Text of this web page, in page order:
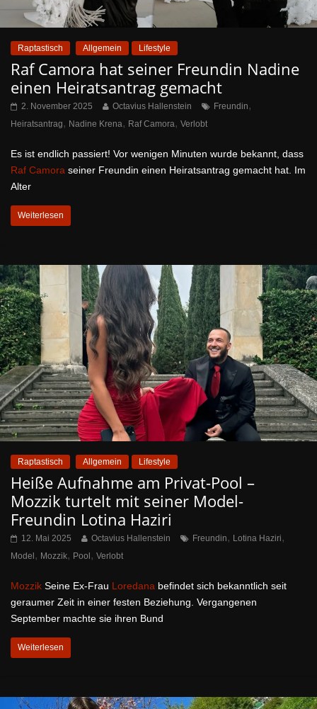
Raptastisch Allgemein Lifestyle
Raf Camora hat seiner Freundin Nadine
einen Heiratsantrag gemacht
2. November 2025 Octavius Hallenstein Freundin,
Heiratsantrag, Nadine Krena, Raf Camora, Verlobt
Es ist endlich passiert! Vor wenigen Minuten wurde bekannt, dass
Raf Camora seiner Freundin einen Heiratsantrag gemacht hat. Im
Alter
Weiterlesen
Raptastisch Allgemein Lifestyle
Heiße Aufnahme am Privat-Pool –
Mozzik turtelt mit seiner Model-
Freundin Lotina Haziri
12. Mai 2025 Octavius Hallenstein Freundin, Lotina Haziri,
Model, Mozzik, Pool, Verlobt
Mozzik Seine Ex-Frau Loredana befindet sich bekanntlich seit
geraumer Zeit in einer festen Beziehung. Vergangenen
September machte sie ihren Bund
Weiterlesen